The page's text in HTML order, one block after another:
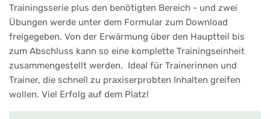
Trainingsserie plus den benötigten Bereich - und zwei
Übungen werde unter dem Formular zum Download
freigegeben. Von der Erwärmung über den Hauptteil bis
zum Abschluss kann so eine komplette Trainingseinheit
zusammengestellt werden. Ideal für Trainerinnen und
Trainer, die schnell zu praxiserprobten Inhalten greifen
wollen. Viel Erfolg auf dem Platz!